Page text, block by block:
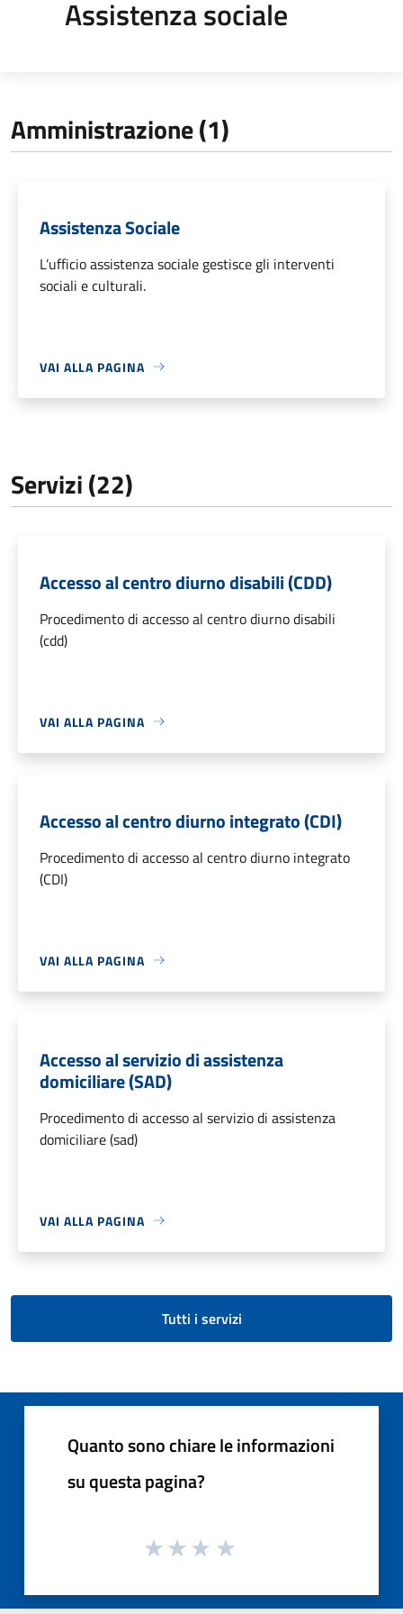
Assistenza sociale
Amministrazione (1)
Assistenza Sociale
L’ufficio assistenza sociale gestisce gli interventi
sociali e culturali.
VAI ALLA PAGINA
Servizi (22)
Accesso al centro diurno disabili (CDD)
Procedimento di accesso al centro diurno disabili
(cdd)
VAI ALLA PAGINA
Accesso al centro diurno integrato (CDI)
Procedimento di accesso al centro diurno integrato
(CDI)
VAI ALLA PAGINA
Accesso al servizio di assistenza
domiciliare (SAD)
Procedimento di accesso al servizio di assistenza
domiciliare (sad)
VAI ALLA PAGINA
Tutti i servizi
Quanto sono chiare le informazioni
su questa pagina?